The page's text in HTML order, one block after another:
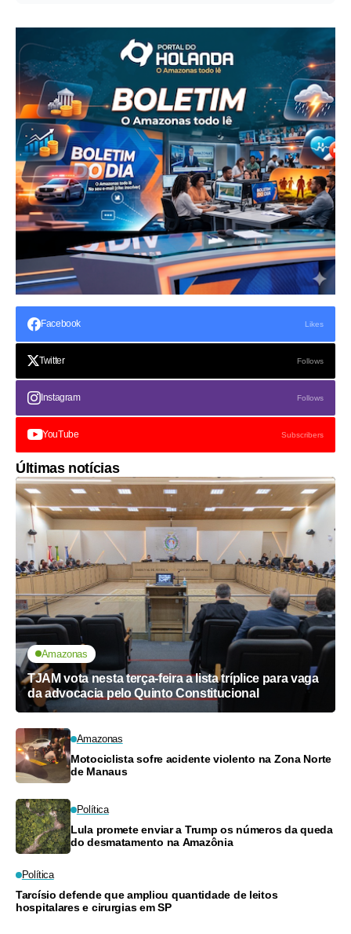
Facebook Likes
Twitter Follows
Instagram Follows
YouTube Subscribers
Últimas notícias
Amazonas
TJAM vota nesta terça-feira a lista tríplice para vaga
da advocacia pelo Quinto Constitucional
Amazonas
Motociclista sofre acidente violento na Zona Norte
de Manaus
Política
Lula promete enviar a Trump os números da queda
do desmatamento na Amazônia
Política
Tarcísio defende que ampliou quantidade de leitos
hospitalares e cirurgias em SP